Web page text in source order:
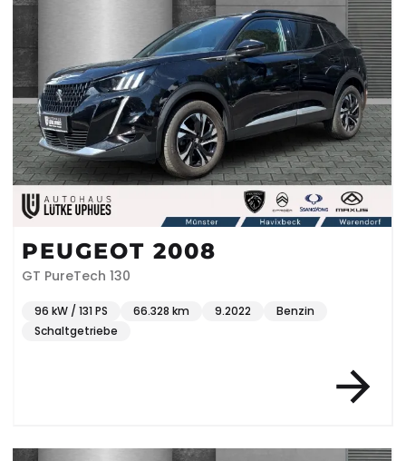
PEUGEOT 2008
GT PureTech 130
96 kW / 131 PS 66.328 km 9.2022
Benzin
Schaltgetriebe